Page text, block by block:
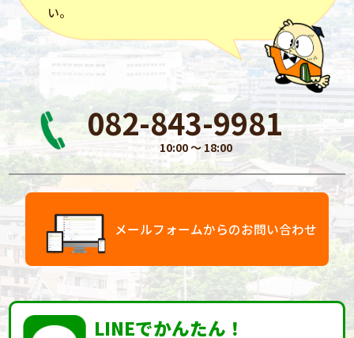
い。
082-843-9981
10:00 〜 18:00
メールフォームからのお問い合わせ
LINEでかんたん！